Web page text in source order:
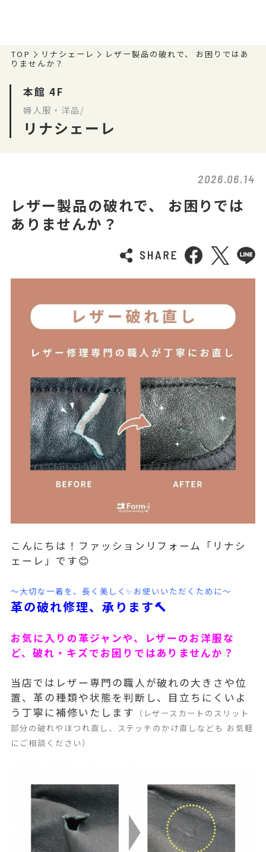
TOP リナシェーレ
レザー製品の破れで、 お困りではあ
りませんか？
本館 4F
婦人服・洋品/
リナシェーレ
2026.06.14
レザー製品の破れで、 お困りでは
ありませんか？
こんにちは！ファッションリフォーム「リナシ
ェーレ」です😊
～大切な一着を、長く美しく✨お使いいただくために～
革の破れ修理、承ります🔨
お気に入りの革ジャンや、レザーのお洋服な
ど、破れ・キズでお困りではありませんか？
当店ではレザー専門の職人が破れの大きさや位
置、革の種類や状態を判断し、目立ちにくいよ
う丁寧に補修いたします （レザースカートのスリット
部分の破れやほつれ直し、ステッチのかけ直しなども お気軽
にご相談ください）